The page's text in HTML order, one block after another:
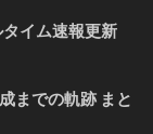
イム速報更新
までの軌跡 まと